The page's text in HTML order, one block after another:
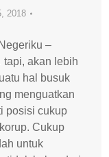
2018
–
akan lebih
hal busuk
menguatkan
posisi cukup
Cukup
untuk